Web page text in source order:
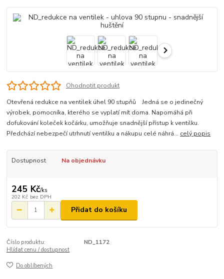
Ohodnotit produkt
Otevřená redukce na ventilek úhel 90 stupňů Jedná se o jedinečný
výrobek, pomocníka, kterého se vyplatí mít doma. Napomáhá při
dofukování koleček kočárku, umožňuje snadnější přístup k ventilku.
Předchází nebezpečí utrhnutí ventilku a nákupu celé náhrá... celý popis
Dostupnost Na objednávku
245 Kč/ks
202 Kč bez DPH
Přidat do košíku
Číslo produktu:
ND_1172
Hlídat cenu / dostupnost
Do oblíbených